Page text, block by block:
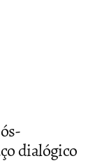
dialógico